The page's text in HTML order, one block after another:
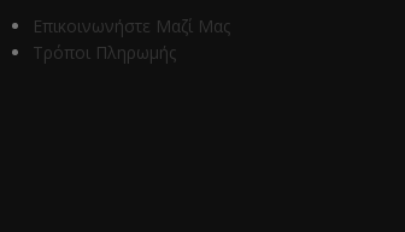
Επικοινωνήστε Μαζί Μας
Τρόποι Πληρωμής